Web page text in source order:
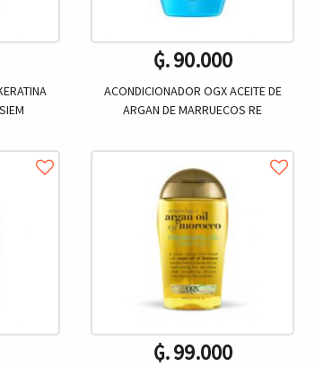
₲. 90.000
ACONDICIONADOR OGX ACEITE DE
ARGAN DE MARRUECOS RE
₲. 99.000